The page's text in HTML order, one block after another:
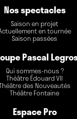
Nos spectacles
Saison en projet
en tournée
Saison passées
Pascal
Qui sommes-nous ?
Théâtre Édouard VII
des Nouveautés
Théâtre Fontaine
Espace Pro